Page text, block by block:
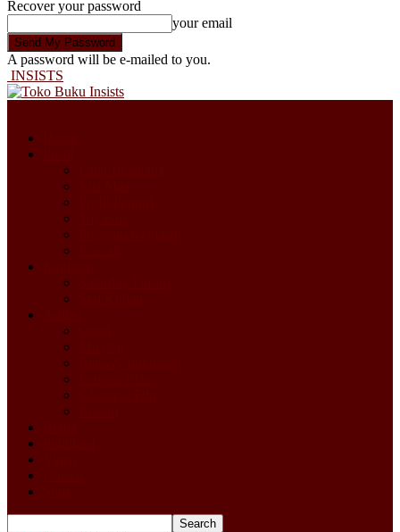
Recover your password
your email
A password will be e-mailed to you.
INSISTS